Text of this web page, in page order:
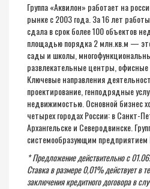
Группа «Аквилон» работает на
рынке с 2003 года. За 16 лет
сдала в срок более 100 объектов
площадью порядка 2 млн.кв.м —
сады и школы,
развлекательные центры, офисные
Ключевые направления
проектирование, генподрядные
недвижимостью. Основной бизнес
четырех городах России: в Санкт-
Архангельске и Северодвинске.
системообразующим предприятием
* Предложение действительно с
Ставка в размере 0,01% действует в
заключения кредитного договора в